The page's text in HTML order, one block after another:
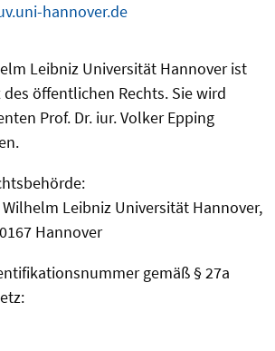
hannover.de
Leibniz Universität Hannover ist
öffentlichen Rechts. Sie wird
Prof. Dr. iur. Volker Epping
Leibniz Universität Hannover,
Hannover
gemäß § 27a